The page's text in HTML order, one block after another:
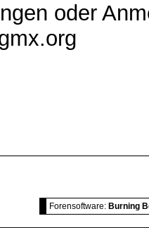
oder
Forensoftware: Burning